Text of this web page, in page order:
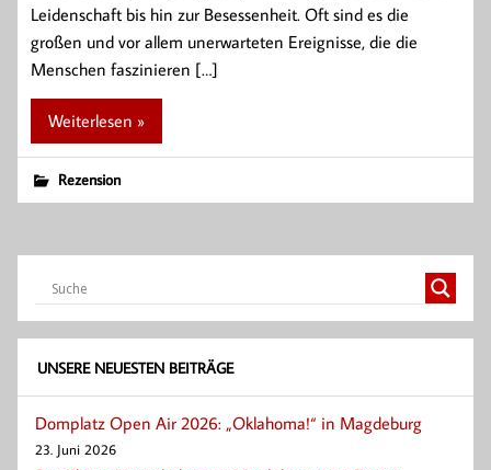
Leidenschaft bis hin zur Besessenheit. Oft sind es die
großen und vor allem unerwarteten Ereignisse, die die
Menschen faszinieren […]
Weiterlesen »
Rezension
UNSERE NEUESTEN BEITRÄGE
Domplatz Open Air 2026: „Oklahoma!“ in Magdeburg
23. Juni 2026